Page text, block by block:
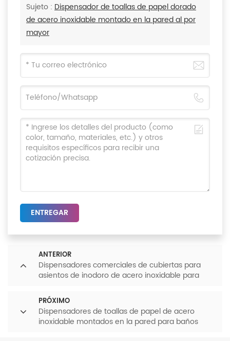
Sujeto : Dispensador de toallas de papel dorado
de acero inoxidable montado en la pared al por
mayor
ENTREGAR
ANTERIOR
Dispensadores comerciales de cubiertas para
asientos de inodoro de acero inoxidable para
PRÓXIMO
Dispensadores de toallas de papel de acero
inoxidable montados en la pared para baños